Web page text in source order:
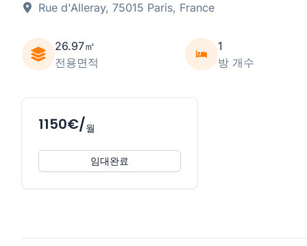
Rue d'Alleray, 75015 Paris, France
26.97㎡
전용면적
1
방 개수
1150€/월
임대완료